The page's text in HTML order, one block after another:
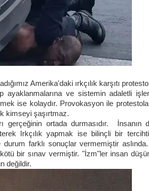
Amerika'daki ırkçılık karşıtı
ayaklanmalarına ve sistemin adaletli
ise kolaydır. Provokasyon ile
kimseyi şaşırtmaz.
gerçeğinin ortada durmasıdır. İnsanın
Irkçılık yapmak ise bilinçli bir
farklı sonuçlar vermemiştir
bir sınav vermiştir. "İzm"ler insan
değildir.